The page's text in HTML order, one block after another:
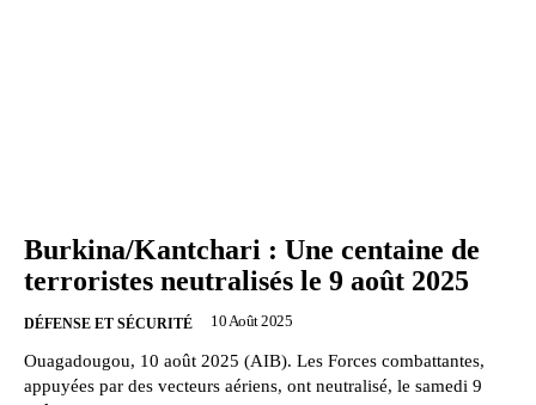
Burkina/Kantchari : Une centaine de
terroristes neutralisés le 9 août 2025
DÉFENSE ET SÉCURITÉ 10 Août 2025
Ouagadougou, 10 août 2025 (AIB). Les Forces combattantes,
appuyées par des vecteurs aériens, ont neutralisé, le samedi 9